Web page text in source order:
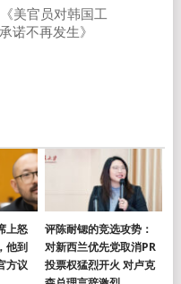
美官员对韩国工
诺不再发生》
上怒
他到
方议
评陈耐锶的竞选攻势：
对新西兰优先党取消PR
投票权猛烈开火 对卢克